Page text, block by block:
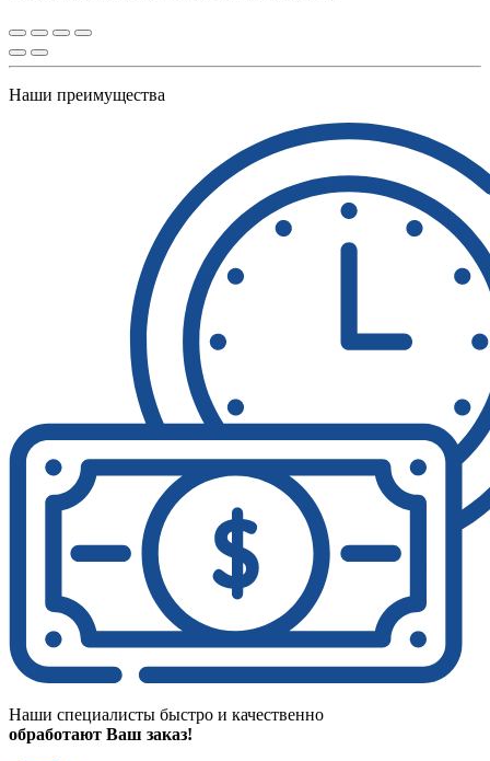
Наши преимущества
Наши специалисты быстро и качественно
обработают Ваш заказ!